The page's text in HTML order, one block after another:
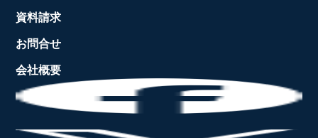
資料請求
お問合せ
会社概要